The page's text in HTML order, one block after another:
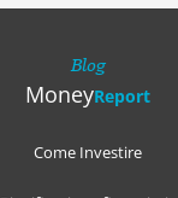
Blog
MoneyReport
Come Investire